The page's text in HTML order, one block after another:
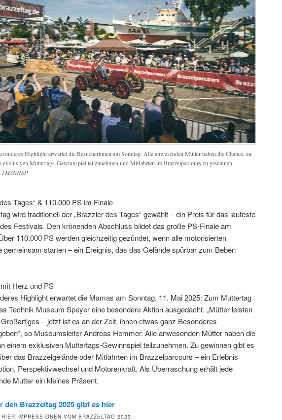
Highlight erwartet die Besucherinnen am Sonntag: Alle anwesenden Mütter haben die Chance, an
exklusiven Muttertags-Gewinnspiel teilzunehmen und Mitfahrten im Brazzelparcours zu gewinnen.
TMSNHSP
Tages“ & 110.000 PS im Finale
wird traditionell der „Brazzler des Tages“ gewählt – ein Preis für das lauteste
Festivals. Den krönenden Abschluss bildet das große PS-Finale am
110.000 PS werden gleichzeitig gezündet, wenn alle motorisierten
gemeinsam starten – ein Ereignis, das das Gelände spürbar zum Beben
Herz und PS
Highlight erwartet die Mamas am Sonntag, 11. Mai 2025: Zum Muttertag
Technik Museum Speyer eine besondere Aktion ausgedacht. „Mütter leisten
– jetzt ist es an der Zeit, ihnen etwas ganz Besonderes
so Museumsleiter Andreas Hemmer. Alle anwesenden Mütter haben die
einem exklusiven Muttertags-Gewinnspiel teilzunehmen. Zu gewinnen gibt es
das Brazzelgelände oder Mitfahrten im Brazzelparcours – ein Erlebnis
Perspektivwechsel und Motorenkraft. Als Überraschung erhält jede
Mutter ein kleines Präsent.
den Brazzeltag 2025 gibt es hier
IMPRESSIONEN VOM BRAZZELTAG 2023: